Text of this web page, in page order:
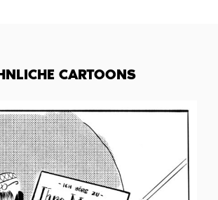
CARTOONS